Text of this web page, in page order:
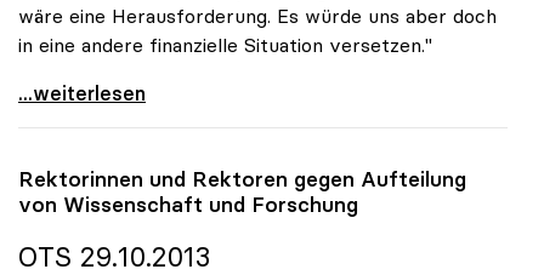
wäre eine Herausforderung. Es würde uns aber doch
in eine andere finanzielle Situation versetzen."
Koalition: Unis wollen Eigentümer ihrer Gebäude
...weiterlesen
Rektorinnen und Rektoren gegen Aufteilung
von Wissenschaft und Forschung
OTS 29.10.2013